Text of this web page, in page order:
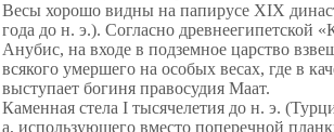
Весы хорошо видны на папирусе ХIX
года до н. э.). Согласно древнеегипетской
Анубис, на входе в подземное царство
всякого умершего на особых весах, где в
выступает богиня правосудия Маат.
Каменная стела I тысячелетия до н. э.
а, использующего вместо поперечной